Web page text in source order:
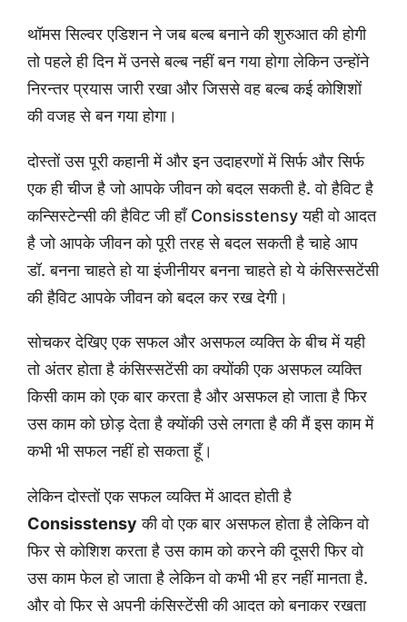
थॉमस सिल्वर एडिशन ने जब बल्ब बनाने की शुरुआत की होगी
तो पहले ही दिन में उनसे बल्ब नहीं बन गया होगा लेकिन उन्होंने
निरन्तर प्रयास जारी रखा और जिससे वह बल्ब कई कोशिशों
की वजह से बन गया होगा।
दोस्तों उस पूरी कहानी में और इन उदाहरणों में सिर्फ और सिर्फ
एक ही चीज है जो आपके जीवन को बदल सकती है. वो हैविट है
कन्सिस्टेन्सी की हैविट जी हाँ Consisstensy यही वो आदत
है जो आपके जीवन को पूरी तरह से बदल सकती है चाहे आप
डॉ. बनना चाहते हो या इंजीनीयर बनना चाहते हो ये कंसिस्सटेंसी
की हैविट आपके जीवन को बदल कर रख देगी।
सोचकर देखिए एक सफल और असफल व्यक्ति के बीच में यही
तो अंतर होता है कंसिस्सटेंसी का क्योंकी एक असफल व्यक्ति
किसी काम को एक बार करता है और असफल हो जाता है फिर
उस काम को छोड़ देता है क्योंकी उसे लगता है की मैं इस काम में
कभी भी सफल नहीं हो सकता हूँ।
लेकिन दोस्तों एक सफल व्यक्ति में आदत होती है
Consisstensy की वो एक बार असफल होता है लेकिन वो
फिर से कोशिश करता है उस काम को करने की दूसरी फिर वो
उस काम फेल हो जाता है लेकिन वो कभी भी हर नहीं मानता है.
और वो फिर से अपनी कंसिस्टेंसी की आदत को बनाकर रखता